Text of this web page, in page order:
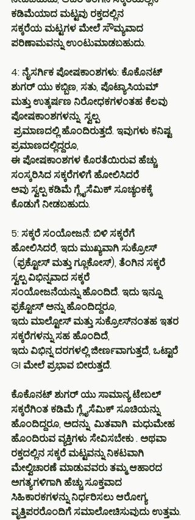
ಕಡಿಮೆಯಾದ ಮಟ್ಟವು ರಕ್ತದಲ್ಲಿನ
ಸಕ್ಕರೆಯ ಮಟ್ಟಗಳ ಮೇಲೆ ಸೌಮ್ಯವಾದ
ಪರಿಣಾಮವನ್ನು ಉಂಟುಮಾಡಬಹುದು.
4: ನೈಸರ್ಗಿಕ ಪೋಷಕಾಂಶಗಳು: ಕೊಕೊನಟ್
ಶುಗರ್ ಯು ಕಬ್ಬಿಣ, ಸತು, ಪೊಟ್ಯಾಸಿಯಮ್
ಮತ್ತು ಉತ್ಕರ್ಷಣ ನಿರೋಧಕಗಳಂತಹ ಕೆಲವು
ಪೋಷಕಾಂಶಗಳನ್ನು  ಸ್ವಲ್ಪ
ಪ್ರಮಾಣದಲ್ಲಿದ್ದರೂ,
ಈ ಪೋಷಕಾಂಶಗಳ ಕೊರತೆಯಿರುವ ಹೆಚ್ಚು
ಸಂಸ್ಕರಿಸಿದ ಸಕ್ಕರೆಗಳಿಗೆ ಹೋಲಿಸಿದರೆ
ಅವು ಸ್ವಲ್ಪ ಕಡಿಮೆ ಗ್ಲೈಸೆಮಿಕ್ ಸೂಚ್ಯಂಕಕ್ಕೆ
ಕೊಡುಗೆ ನೀಡಬಹುದು.
5: ಸಕ್ಕರೆ ಸಂಯೋಜನೆ: ಬಿಳಿ ಸಕ್ಕರೆಗೆ
ಹೋಲಿಸಿದರೆ, ಇದು ಮುಖ್ಯವಾಗಿ ಸುಕ್ರೋಸ್
ಸ್ವಲ್ಪ ವಿಭಿನ್ನವಾದ ಸಕ್ಕರೆ
ಸಂಯೋಜನೆಯನ್ನು ಹೊಂದಿದೆ. ಇದು ಇನ್ನೂ
ಫ್ರಕ್ಟೋಸ್ ಅನ್ನು ಹೊಂದಿದ್ದರೂ,
ಇದು ಮಾಲ್ಟೋಸ್ ಮತ್ತು ಸುಕ್ರೋಸ್‌ನಂತಹ ಇತರ
ಸಕ್ಕರೆಗಳನ್ನು ಸಹ ಹೊಂದಿದೆ,
ಇದು ವಿಭಿನ್ನ ದರಗಳಲ್ಲಿ ಜೀರ್ಣವಾಗುತ್ತದೆ, ಒಟ್ಟಾರೆ
GI ಮೇಲೆ ಪ್ರಭಾವ ಬೀರುತ್ತದೆ.
ಕೊಕೊನಟ್ ಶುಗರ್ ಯು ಸಾಮಾನ್ಯ ಟೇಬಲ್
ಸಕ್ಕರೆಗಿಂತ ಕಡಿಮೆ ಗ್ಲೈಸೆಮಿಕ್ ಸೂಚಿಯನ್ನು
ಹೊಂದಿದ್ದರೂ, ಅದನ್ನು  ಮಿತವಾಗಿ  ಮಧುಮೇಹ
ಹೊಂದಿರುವ ವ್ಯಕ್ತಿಗಳು ಸೇವಿಸಬೇಕು . ಅಥವಾ
ರಕ್ತದಲ್ಲಿನ ಸಕ್ಕರೆ ಮಟ್ಟವನ್ನು ನಿಕಟವಾಗಿ
ಮೇಲ್ವಿಚಾರಣೆ ಮಾಡುವವರು ತಮ್ಮ ಆಹಾರದ
ಅಗತ್ಯಗಳಿಗಾಗಿ ಹೆಚ್ಚು ಸೂಕ್ತವಾದ
ಸಿಹಿಕಾರಕಗಳನ್ನು ನಿರ್ಧರಿಸಲು ಆರೋಗ್ಯ
ವೃತ್ತಿಪರರೊಂದಿಗೆ ಸಮಾಲೋಚಿಸುವುದು ಉತ್ತಮ.